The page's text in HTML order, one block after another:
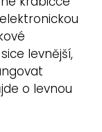
levnější,
o levnou